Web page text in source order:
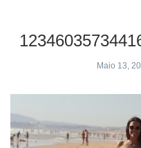
Maio 13,